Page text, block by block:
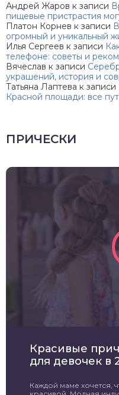
Андрей Жаров к записи
пищевые пристрастия
Платон Корнев к записи
огромный и уникальный
Илья Сергеев к записи
телефоне: советы и
Вячеслав к записи
украшений, история и
Татьяна Лаптева к записи
Красной площади: все
ПРИЧЕСКИ
Красивые
для девочек в
Каждой маме хочется,